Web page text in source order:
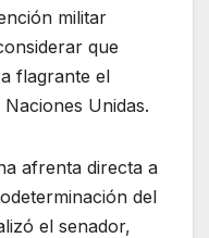
militar
que
flagrante el
Unidas.
afrenta directa a
del
el senador,